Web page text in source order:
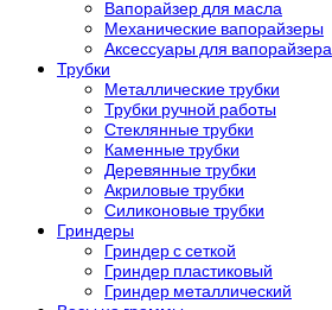
Вапорайзер для масла
Механические вапорайзеры
Аксессуары для вапорайзера
Трубки
Металлические трубки
Трубки ручной работы
Стеклянные трубки
Каменные трубки
Деревянные трубки
Акриловые трубки
Силиконовые трубки
Гриндеры
Гриндер с сеткой
Гриндер пластиковый
Гриндер металлический